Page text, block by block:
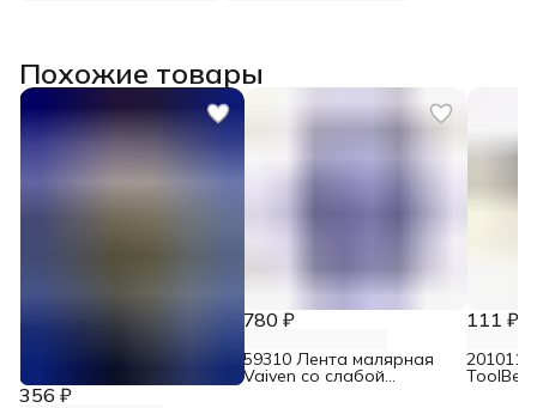
Похожие товары
356 ₽
780 ₽
59310 Лента малярная
Vaiven со слабой
111 ₽